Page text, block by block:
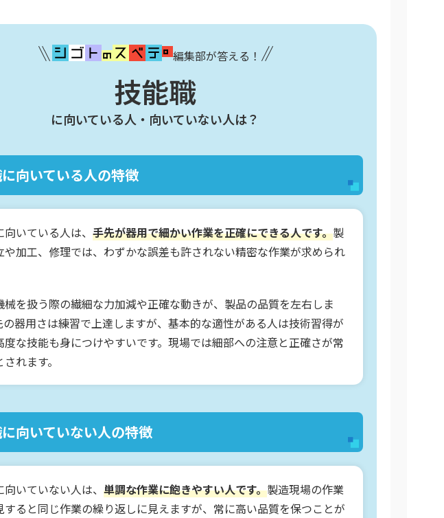
編集部が答える！
技能職
に向いている人・向いていない人は？
向いている人の特徴
いている人は、 手先が器用で細かい作業を正確にできる人です。製
や加工、修理では、わずかな誤差も許されない精密な作業が求められ
械を扱う際の繊細な力加減や正確な動きが、製品の品質を左右しま
の器用さは練習で上達しますが、基本的な適性がある人は技術習得が
度な技能も身につけやすいです。現場では細部への注意と正確さが常
れます。
向いていない人の特徴
いていない人は、 単調な作業に飽きやすい人です。製造現場の作業
すると同じ作業の繰り返しに見えますが、常に高い品質を保つことが